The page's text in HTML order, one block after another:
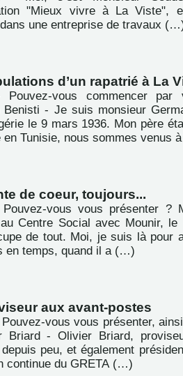
"Mieux vivre à La Viste",
une entreprise de travaux
d’un rapatrié à La
Pouvez-vous commencer par
Benisti - Je suis monsieur
le 9 mars 1936. Mon père
en Tunisie, nous sommes venus
de coeur, toujours...
vous vous présenter ?
Centre Social avec Mounir, le
de tout. Moi, je suis là pour
en temps, quand il a (…)
aux avant-postes
vous vous présenter,
Briard - Olivier Briard,
peu, et également
continue du GRETA (…)